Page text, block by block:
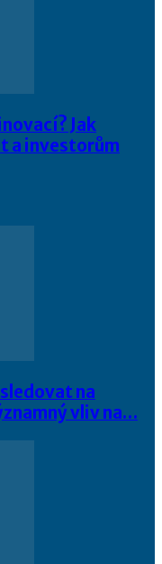
Jak
a investorům
na
vliv na…